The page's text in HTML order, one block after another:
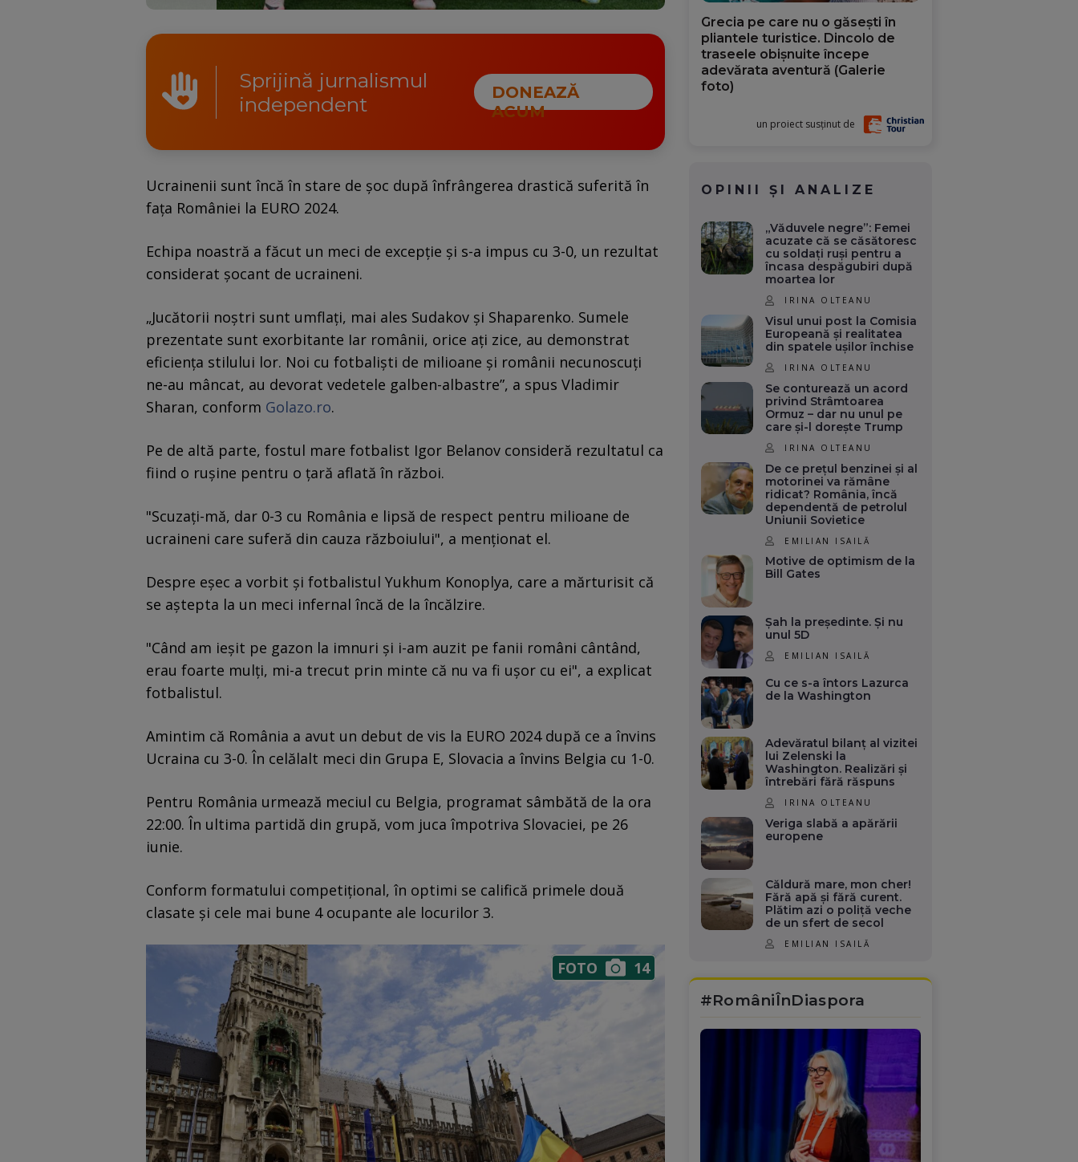
Sprijină jurnalismul
independent
DONEAZĂ
ACUM
Ucrainenii sunt încă în stare de șoc după înfrângerea drastică suferită în
fața României la EURO 2024.
Echipa noastră a făcut un meci de excepție și s-a impus cu 3-0, un rezultat
considerat șocant de ucraineni.
„Jucătorii noștri sunt umflați, mai ales Sudakov și Shaparenko. Sumele
prezentate sunt exorbitante Iar românii, orice ați zice, au demonstrat
eficiența stilului lor. Noi cu fotbaliști de milioane și românii necunoscuți
ne-au mâncat, au devorat vedetele galben-albastre”, a spus Vladimir
Sharan, conform Golazo.ro.
Pe de altă parte, fostul mare fotbalist Igor Belanov consideră rezultatul ca
fiind o rușine pentru o țară aflată în război.
"Scuzați-mă, dar 0-3 cu România e lipsă de respect pentru milioane de
ucraineni care suferă din cauza războiului", a menționat el.
Despre eșec a vorbit și fotbalistul Yukhum Konoplya, care a mărturisit că
se aștepta la un meci infernal încă de la încălzire.
"Când am ieșit pe gazon la imnuri și i-am auzit pe fanii români cântând,
erau foarte mulți, mi-a trecut prin minte că nu va fi ușor cu ei", a explicat
fotbalistul.
Amintim că România a avut un debut de vis la EURO 2024 după ce a învins
Ucraina cu 3-0. În celălalt meci din Grupa E, Slovacia a învins Belgia cu 1-0.
Pentru România urmează meciul cu Belgia, programat sâmbătă de la ora
22:00. În ultima partidă din grupă, vom juca împotriva Slovaciei, pe 26
iunie.
Conform formatului competițional, în optimi se califică primele două
clasate și cele mai bune 4 ocupante ale locurilor 3.
FOTO 14
Grecia pe care nu o găsești în
pliantele turistice. Dincolo de
traseele obișnuite începe
adevărata aventură (Galerie
foto)
un proiect susținut de
OPINII ȘI ANALIZE
„Văduvele negre”: Femei
acuzate că se căsătoresc
cu soldați ruși pentru a
încasa despăgubiri după
moartea lor
IRINA OLTEANU
Visul unui post la Comisia
Europeană și realitatea
din spatele ușilor închise
IRINA OLTEANU
Se conturează un acord
privind Strâmtoarea
Ormuz – dar nu unul pe
care și-l dorește Trump
IRINA OLTEANU
De ce prețul benzinei și al
motorinei va rămâne
ridicat? România, încă
dependentă de petrolul
Uniunii Sovietice
EMILIAN ISAILĂ
Motive de optimism de la
Bill Gates
Șah la președinte. Și nu
unul 5D
EMILIAN ISAILĂ
Cu ce s-a întors Lazurca
de la Washington
Adevăratul bilanț al vizitei
lui Zelenski la
Washington. Realizări și
întrebări fără răspuns
IRINA OLTEANU
Veriga slabă a apărării
europene
Căldură mare, mon cher!
Fără apă și fără curent.
Plătim azi o poliță veche
de un sfert de secol
EMILIAN ISAILĂ
#RomâniÎnDiaspora